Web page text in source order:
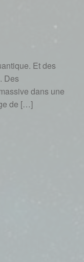
Et des
Des
dans une
de […]